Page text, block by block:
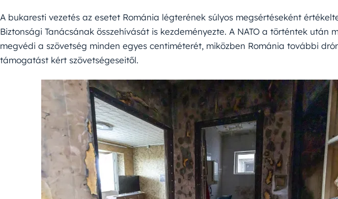
A bukaresti vezetés az esetet Románia légterének súlyos megsértéseként
Biztonsági Tanácsának összehívását is kezdeményezte. A NATO a történtek után
megvédi a szövetség minden egyes centiméterét, miközben Románia további
támogatást kért szövetségeseitől.